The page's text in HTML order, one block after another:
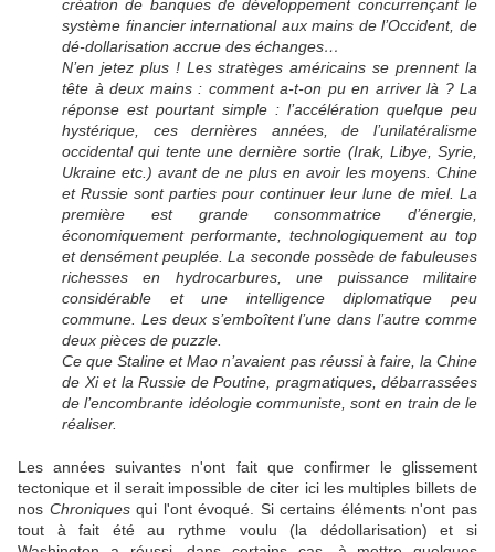
création de banques de développement concurrençant le
système financier international aux mains de l’Occident, de
dé-dollarisation accrue des échanges…
N’en jetez plus ! Les stratèges américains se prennent la
tête à deux mains : comment a-t-on pu en arriver là ? La
réponse est pourtant simple : l’accélération quelque peu
hystérique, ces dernières années, de l’unilatéralisme
occidental qui tente une dernière sortie (Irak, Libye, Syrie,
Ukraine etc.) avant de ne plus en avoir les moyens. Chine
et Russie sont parties pour continuer leur lune de miel. La
première est grande consommatrice d’énergie,
économiquement performante, technologiquement au top
et densément peuplée. La seconde possède de fabuleuses
richesses en hydrocarbures, une puissance militaire
considérable et une intelligence diplomatique peu
commune. Les deux s’emboîtent l’une dans l’autre comme
deux pièces de puzzle.
Ce que Staline et Mao n’avaient pas réussi à faire, la Chine
de Xi et la Russie de Poutine, pragmatiques, débarrassées
de l’encombrante idéologie communiste, sont en train de le
réaliser.
Les années suivantes n'ont fait que confirmer le glissement
tectonique et il serait impossible de citer ici les multiples billets de
nos Chroniquesqui l'ont évoqué. Si certains éléments n'ont pas
tout à fait été au rythme voulu (la dédollarisation) et si